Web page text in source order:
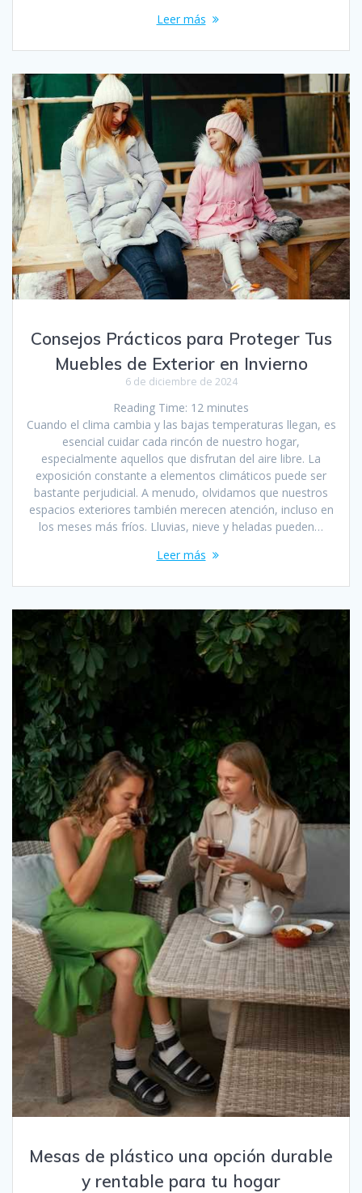
Leer más
Consejos Prácticos para Proteger Tus
Muebles de Exterior en Invierno
6 de diciembre de 2024
Reading Time: 12 minutes
Cuando el clima cambia y las bajas temperaturas llegan, es
esencial cuidar cada rincón de nuestro hogar,
especialmente aquellos que disfrutan del aire libre. La
exposición constante a elementos climáticos puede ser
bastante perjudicial. A menudo, olvidamos que nuestros
espacios exteriores también merecen atención, incluso en
los meses más fríos. Lluvias, nieve y heladas pueden…
Leer más
Mesas de plástico una opción durable
y rentable para tu hogar